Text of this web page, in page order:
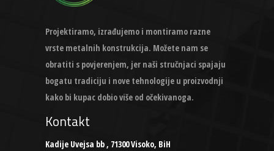
Projektiramo, izrađujemo i montiramo razne
vrste metalnih konstrukcija. Možete nam se
obratiti s povjerenjem, jer naši stručnjaci spajaju
bogatu tradiciju i nove tehnologije u proizvodnji
kako bi kupac dobio više od očekivanoga.
Kontakt
Kadije Uvejsa bb , 71300 Visoko, BiH